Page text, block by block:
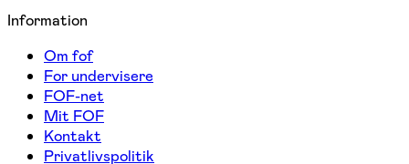
Information
Om fof
For undervisere
FOF-net
Mit FOF
Kontakt
Privatlivspolitik